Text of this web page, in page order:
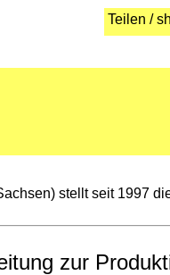
Teilen /
stellt seit 1997
zur